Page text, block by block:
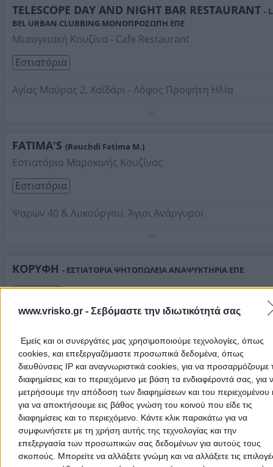
www.vrisko.gr - Σεβόμαστε την ιδιωτικότητά σας
Εμείς και οι συνεργάτες μας χρησιμοποιούμε τεχνολογίες, όπως
cookies, και επεξεργαζόμαστε προσωπικά δεδομένα, όπως
διευθύνσεις IP και αναγνωριστικά cookies, για να προσαρμόζουμε
διαφημίσεις και το περιεχόμενο με βάση τα ενδιαφέροντά σας, για
μετρήσουμε την απόδοση των διαφημίσεων και του περιεχομένου
για να αποκτήσουμε εις βάθος γνώση του κοινού που είδε τις
διαφημίσεις και το περιεχόμενο. Κάντε κλικ παρακάτω για να
συμφωνήσετε με τη χρήση αυτής της τεχνολογίας και την
επεξεργασία των προσωπικών σας δεδομένων για αυτούς τους
σκοπούς. Μπορείτε να αλλάξετε γνώμη και να αλλάξετε τις
TELESCOPE DAY AND NIGHT BAR RESTAURANT -
BEL URBAN CLUBBING ΜΟΝΟΠΡΟΣΩΠΗ ΕΠΕ
Μεσογειακή Κουζίνα - Cafe Restaurant
Εστιατόρια
Αγίας Μαύρας 2, Χαϊδάρι - Λόφος Προφήτη Ηλία
διαμορφωμένους για εταιρικά γεύματα, dinner gala και
εκδηλώσεις με μια έμπειρη ομάδα στον χώρο
event.
Τηλέφωνο:
2105812047
FATIMA'S (Rouchdi Fatima M.)
Εστιατόριο Μαροκινής Κουζίνας
Εστιατόρια
Ψαρών 40 & Λυκούργου, Άγιοι Ανάργυροι
τις 11:00 π.μ μέχρι τις 1:00 μετά τα μεσάνυχτα. Δευτέρα
κλειστά.
ΚΟΡΥΦΗ - ΕΣΤΙΑΤΟΡΙΑ ΨΗΤΟΠΩΛΕΙΑ ΑΝΑΨΥΚΤΗΡΙΑ ΕΠΕ
Ταβέρνες
Παπανικολάου Γ. 98, Πεύκα - Ρετζίκι
Παραδοσιακή ταβέρνα με κρεατικά σχάρας και σούβλας
όλα χειροποίητα και στα κάρβουνα. Εσωτερικός και
εξωτερικός χώρος, άνετη πρόσβαση, παιδική χαρά και
δραστηριότητες με μια κοπέλα για τα παιδια. Διαθέτει
κλιματισμό και τζάκι. Αναλαμβάνουμε όλες τις
εκδηλώσεις.
Τηλέφωνο:2310675075
Στοιχεία αναζήτησης:Εστιατόρια , Δυτικά Προάστια
GOODY'S BURGER HOUSE - WESTWARD RESTAURANTS
Burger
Fast Food
Λεωφόρος Αθηνών 336, Χαϊδάρι